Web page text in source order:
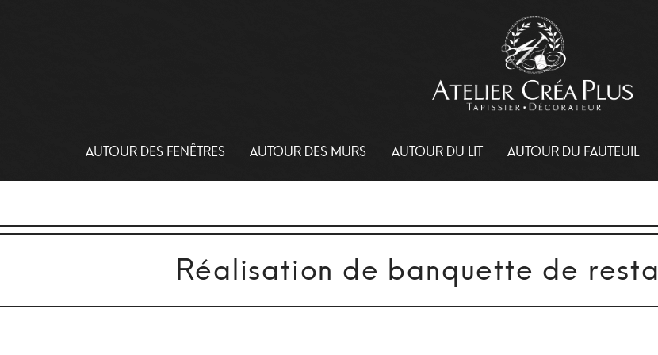
AUTOUR DES FENÊTRES AUTOUR DES MURS AUTOUR DU LIT AUTOUR DU FAUTEUIL
Réalisation de banquette de